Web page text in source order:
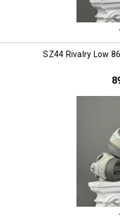
SZ44 Rivalry Low